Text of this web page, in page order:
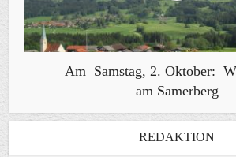
Am Samstag, 2. Oktober:
am Samerberg
REDAKTION